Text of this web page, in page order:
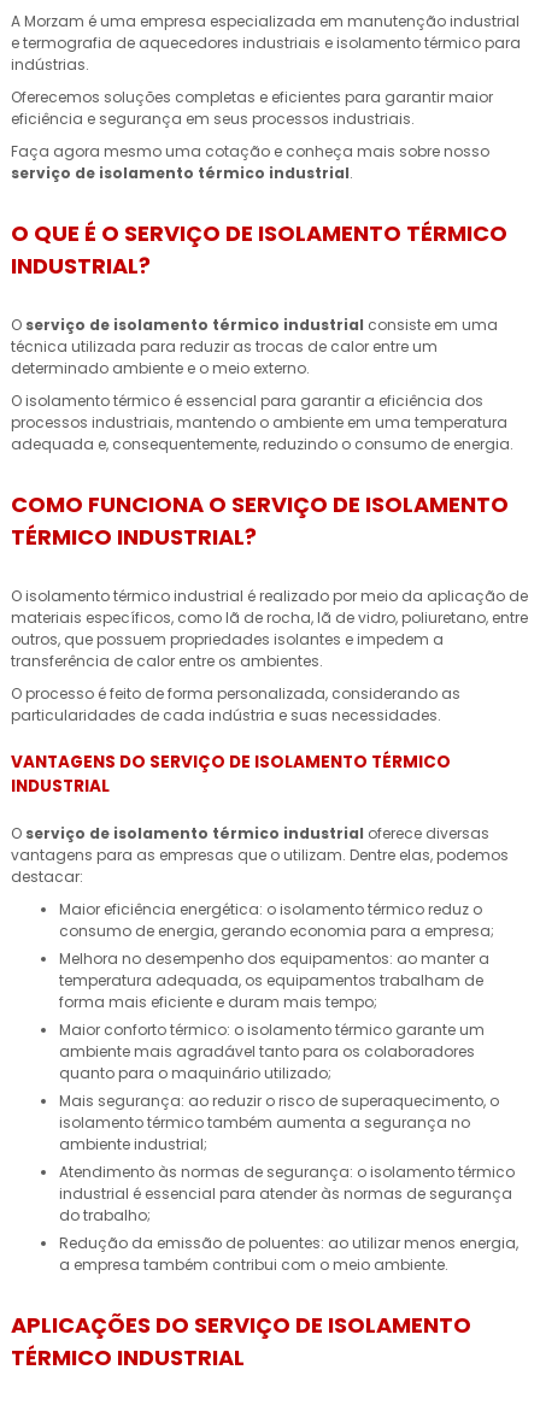
A Morzam é uma empresa especializada em manutenção industrial
e termografia de aquecedores industriais e isolamento térmico para
indústrias.
Oferecemos soluções completas e eficientes para garantir maior
eficiência e segurança em seus processos industriais.
Faça agora mesmo uma cotação e conheça mais sobre nosso
serviço de isolamento térmico industrial.
O QUE É O SERVIÇO DE ISOLAMENTO TÉRMICO
INDUSTRIAL?
O serviço de isolamento térmico industrial consiste em uma
técnica utilizada para reduzir as trocas de calor entre um
determinado ambiente e o meio externo.
O isolamento térmico é essencial para garantir a eficiência dos
processos industriais, mantendo o ambiente em uma temperatura
adequada e, consequentemente, reduzindo o consumo de energia.
COMO FUNCIONA O SERVIÇO DE ISOLAMENTO
TÉRMICO INDUSTRIAL?
O isolamento térmico industrial é realizado por meio da aplicação de
materiais específicos, como lã de rocha, lã de vidro, poliuretano, entre
outros, que possuem propriedades isolantes e impedem a
transferência de calor entre os ambientes.
O processo é feito de forma personalizada, considerando as
particularidades de cada indústria e suas necessidades.
VANTAGENS DO SERVIÇO DE ISOLAMENTO TÉRMICO
INDUSTRIAL
O serviço de isolamento térmico industrial oferece diversas
vantagens para as empresas que o utilizam. Dentre elas, podemos
destacar:
Maior eficiência energética: o isolamento térmico reduz o
consumo de energia, gerando economia para a empresa;
Melhora no desempenho dos equipamentos: ao manter a
temperatura adequada, os equipamentos trabalham de
forma mais eficiente e duram mais tempo;
Maior conforto térmico: o isolamento térmico garante um
ambiente mais agradável tanto para os colaboradores
quanto para o maquinário utilizado;
Mais segurança: ao reduzir o risco de superaquecimento, o
isolamento térmico também aumenta a segurança no
ambiente industrial;
Atendimento às normas de segurança: o isolamento térmico
industrial é essencial para atender às normas de segurança
do trabalho;
Redução da emissão de poluentes: ao utilizar menos energia,
a empresa também contribui com o meio ambiente.
APLICAÇÕES DO SERVIÇO DE ISOLAMENTO
TÉRMICO INDUSTRIAL